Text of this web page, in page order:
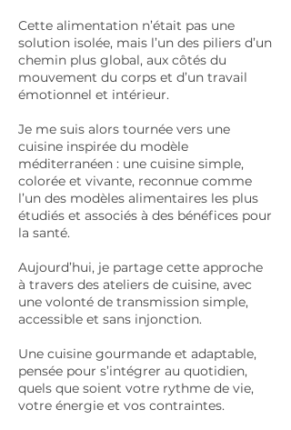
Cette alimentation n’était pas une
solution isolée, mais l’un des piliers d’un
chemin plus global, aux côtés du
mouvement du corps et d’un travail
émotionnel et intérieur.
Je me suis alors tournée vers une
cuisine inspirée du modèle
méditerranéen : une cuisine simple,
colorée et vivante, reconnue comme
l’un des modèles alimentaires les plus
étudiés et associés à des bénéfices pour
la santé.
Aujourd’hui, je partage cette approche
à travers des ateliers de cuisine, avec
une volonté de transmission simple,
accessible et sans injonction.
Une cuisine gourmande et adaptable,
pensée pour s’intégrer au quotidien,
quels que soient votre rythme de vie,
votre énergie et vos contraintes.